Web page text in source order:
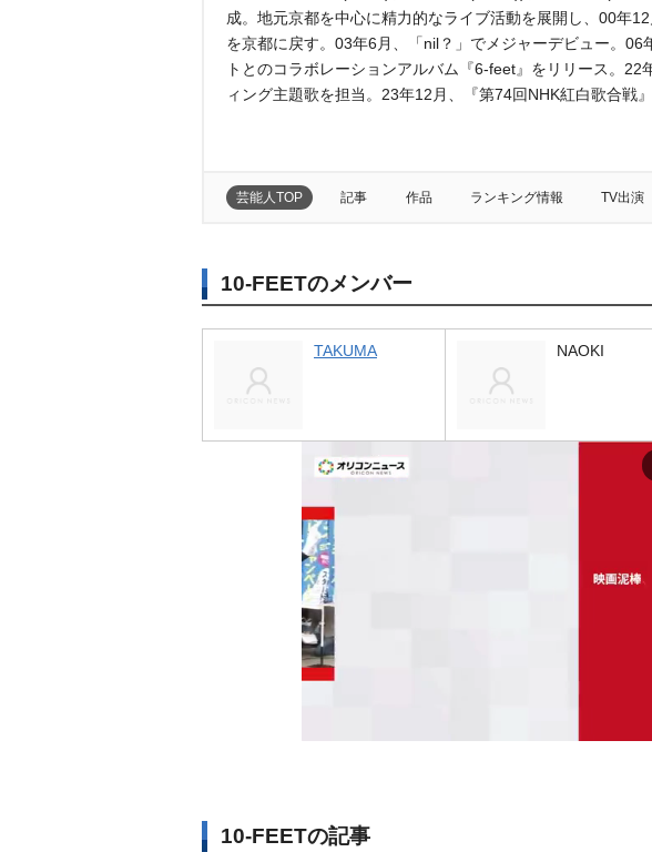
成。地元京都を中心に精力的なライブ活動を展開し、00年
を京都に戻す。03年6月、「nil？」でメジャーデビュー。06
トとのコラボレーションアルバム『6-feet』をリリース。
ィング主題歌を担当。23年12月、『第74回NHK紅白歌合戦』
芸能人TOP 記事 作品 ランキング情報 TV出演
10-FEETのメンバー
TAKUMA NAOKI
10-FEETの記事